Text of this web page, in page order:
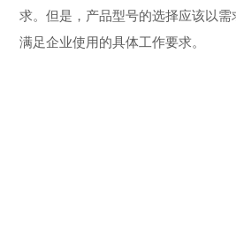
求。但是，产品型号的选择应该以
满足企业使用的具体工作要求。